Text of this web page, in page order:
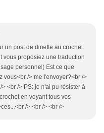
un post de dinette au crochet
vous proposiez une traduction
personnel) Est ce que
vous<br /> me l'envoyer?<br />
<br /> PS: je n'ai pu résister à
en voyant tous vos
/> <br /> <br />